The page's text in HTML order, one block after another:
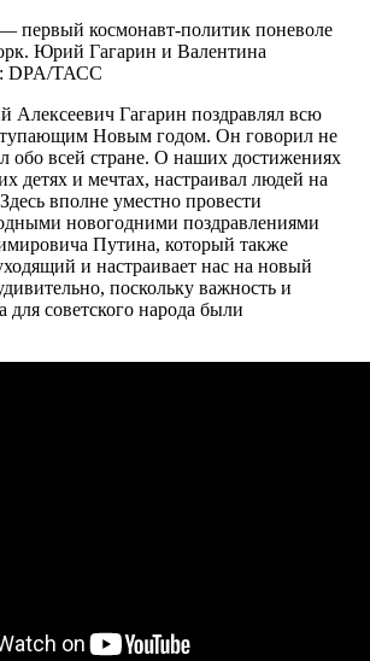
Юрий Гагарин и Валентина
DPA/ТАСС
Алексеевич Гагарин поздравлял всю
Новым годом. Он говорил не
обо всей стране. О наших достижениях
детях и мечтах, настраивал людей на
вполне уместно провести
новогодними поздравлениями
Путина, который также
и настраивает нас на новый
поскольку важность и
для советского народа были